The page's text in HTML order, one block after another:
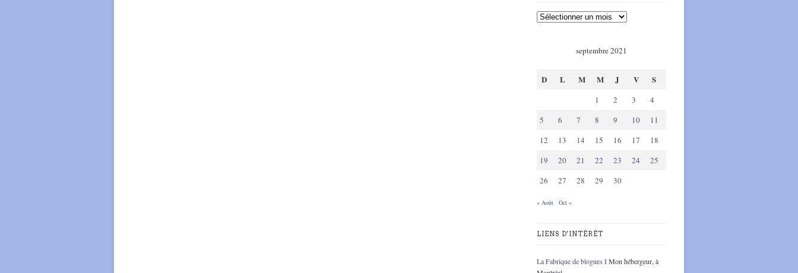
septembre 2021
D L M M J V S
1 2 3
4
5
6 7 8 9 10
11
12
13 14 15 16 17
18
19
20 21 22 23 24
25
26
27 28 29 30
« Août Oct »
LIENS D'INTÉRÊT
La Fabrique de blogues IMon hébergeur, à